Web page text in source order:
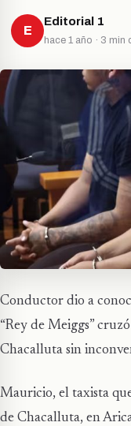
E
Editorial 1
hace 1 año · 3 min
Conductor dio a
“Rey de Meiggs”
Chacalluta sin
Mauricio, el taxista
de Chacalluta, en